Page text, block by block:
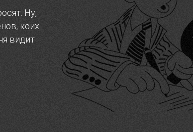
Ну,
коих
видит